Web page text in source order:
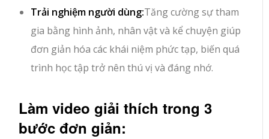
Trải nghiệm người dùng:Tăng cường sự tham
gia bằng hình ảnh, nhân vật và kể chuyện giúp
đơn giản hóa các khái niệm phức tạp, biến quá
trình học tập trở nên thú vị và đáng nhớ.
Làm video giải thích trong 3
bước đơn giản: